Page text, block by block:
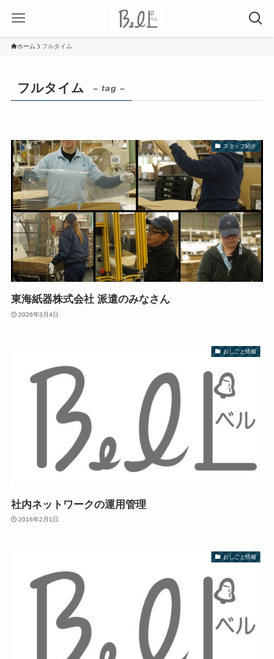
ホーム フルタイム
フルタイム – tag –
スタッフ紹介
東海紙器株式会社 派遣のみなさん
2026年3月4日
おしごと情報
社内ネットワークの運用管理
2016年2月1日
おしごと情報